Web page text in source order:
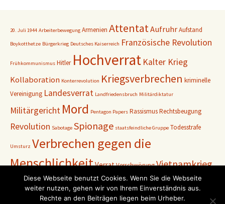
20. Juli 1944 Arbeiterbewegung Armenien AttentatAufruhrAufstand
Boykotthetze Bürgerkrieg Deutsches Kaiserreich Französische Revolution
Frühkommunismus Hitler Hochverrat Kalter Krieg
Kollaboration Konterrevolution Kriegsverbrechen kriminelle
Vereinigung Landesverrat Landfriedensbruch Militärdiktatur
Militärgericht Mord Pentagon Papers RassismusRechtsbeugung
Revolution Sabotage Spionage staatsfeindliche Gruppe Todesstrafe
Umsturz Verbrechen gegen die
MenschlichkeitVerratVerschwörungVietnamkrieg
Volksgerichtshof Vormärz Weimarer RepublikZweiter
Weltkrieg
Diese Webseite benutzt Cookies. Wenn Sie die Webseite
weiter nutzen, gehen wir von Ihrem Einverständnis aus.
Rechte an den Beiträgen liegen beim Urheber.